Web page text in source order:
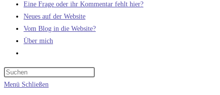
Eine Frage oder ihr Kommentar fehlt hier?
Neues auf der Website
Vom Blog in die Website?
Über mich
umschalten
Menü Schließen